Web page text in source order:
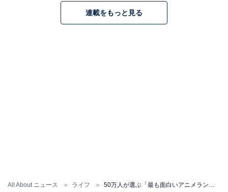
All About ニュース ライフ 50万人が選ぶ「最も面白いアニメランキング」！ 3位「ONE PIECE」、2位「名探偵コナン」、全世代から人気の1位は⁉
連載をもっと見る